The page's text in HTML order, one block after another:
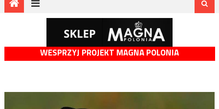
WESPRZYJ PROJEKT MAGNA POLONIA